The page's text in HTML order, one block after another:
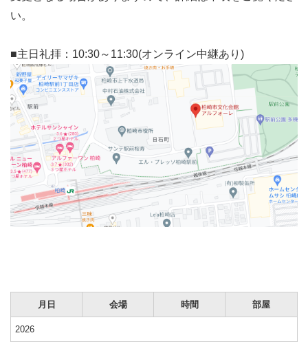
い。
■主日礼拝：10:30～11:30(オンライン中継あり)
月日 会場 時間 部屋
2026